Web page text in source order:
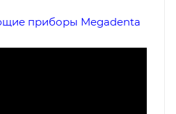
приборы Megadenta